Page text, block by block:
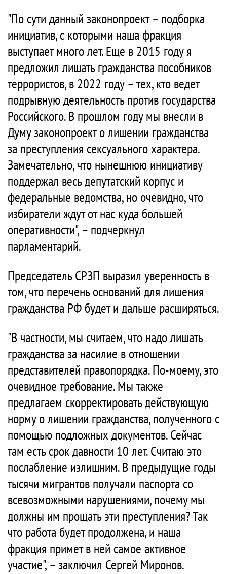
"По сути данный законопроект – подборка
инициатив, с которыми наша фракция
выступает много лет. Еще в 2015 году я
предложил лишать гражданства пособников
террористов, в 2022 году – тех, кто ведет
подрывную деятельность против государства
Российского. В прошлом году мы внесли в
Думу законопроект о лишении гражданства
за преступления сексуального характера.
Замечательно, что нынешнюю инициативу
поддержал весь депутатский корпус и
федеральные ведомства, но очевидно, что
избиратели ждут от нас куда большей
оперативности", – подчеркнул
парламентарий.
Председатель СРЗП выразил уверенность в
том, что перечень оснований для лишения
гражданства РФ будет и дальше расширяться.
"В частности, мы считаем, что надо лишать
гражданства за насилие в отношении
представителей правопорядка. По-моему, это
очевидное требование. Мы также
предлагаем скорректировать действующую
норму о лишении гражданства, полученного с
помощью подложных документов. Сейчас
там есть срок давности 10 лет. Считаю это
послабление излишним. В предыдущие годы
тысячи мигрантов получали паспорта со
всевозможными нарушениями, почему мы
должны им прощать эти преступления? Так
что работа будет продолжена, и наша
фракция примет в ней самое активное
участие", – заключил Сергей Миронов.